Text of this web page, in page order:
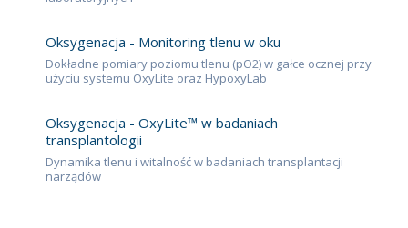
Oksygenacja - Mon­i­tor­ing tlenu w oku
Dokładne pomiary poziomu tlenu (pO2) w gałce ocznej przy
użyciu systemu OxyLite oraz HypoxyLab
Oksygenacja - OxyLite™ w badaniach
transplantologii
Dynamika tlenu i witalność w badaniach transplantacji
narządów